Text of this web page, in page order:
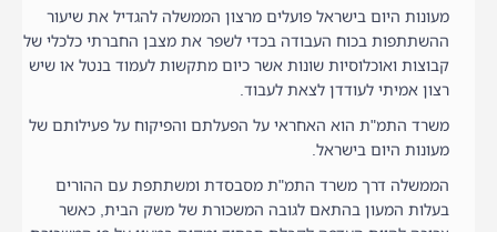
מעונות היום בישראל פועלים מרצון הממשלה להגדיל את שיעור
ההשתתפות בכוח העבודה בכדי לשפר את מצבן החברתי כלכלי של
קבוצות ואוכלוסיות שונות אשר כיום מתקשות לעמוד בנטל או שיש
רצון אמיתי לעודדן לצאת לעבוד.
משרד התמ"ת הוא האחראי על הפעלתם והפיקוח על פעילותם של
מעונות היום בישראל.
הממשלה דרך משרד התמ"ת מסבסדת ומשתתפת עם ההורים
בעלות המעון בהתאם לגובה המשכורת של משק הבית, כאשר